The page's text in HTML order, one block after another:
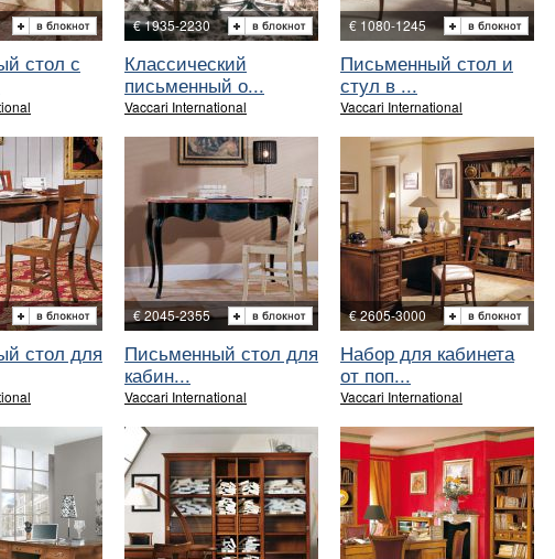
стол с
€ 1935-2230
Классический
письменный о...
Vaccari International
€ 1080-1245
Письменный стол и
стул в ...
Vaccari International
стол для
€ 2045-2355
Письменный стол для
кабин...
Vaccari International
€ 2605-3000
Набор для кабинета
от поп...
Vaccari International